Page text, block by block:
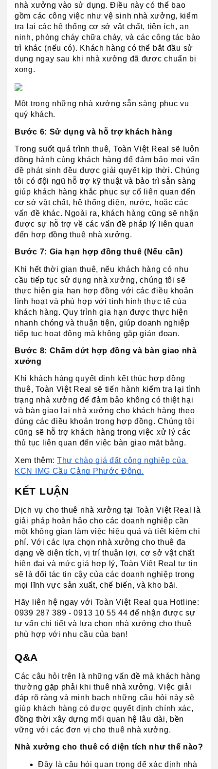
nhà xưởng vào sử dụng. Điều này có thể bao
gồm các công việc như vệ sinh nhà xưởng, kiểm
tra lại các hệ thống cơ sở vật chất, tiện ích, an
ninh, phòng cháy chữa cháy, và các công tác bảo
trì khác (nếu có). Khách hàng có thể bắt đầu sử
dụng ngay sau khi nhà xưởng đã được chuẩn bị
xong.
Một trong những nhà xưởng sẵn sàng phục vụ
quý khách.
Bước 6: Sử dụng và hỗ trợ khách hàng
Trong suốt quá trình thuê, Toàn Việt Real sẽ luôn
đồng hành cùng khách hàng để đảm bảo mọi vấn
đề phát sinh đều được giải quyết kịp thời. Chúng
tôi có đội ngũ hỗ trợ kỹ thuật và bảo trì sẵn sàng
giúp khách hàng khắc phục sự cố liên quan đến
cơ sở vật chất, hệ thống điện, nước, hoặc các
vấn đề khác. Ngoài ra, khách hàng cũng sẽ nhận
được sự hỗ trợ về các vấn đề pháp lý liên quan
đến hợp đồng thuê nhà xưởng.
Bước 7: Gia hạn hợp đồng thuê (Nếu cần)
Khi hết thời gian thuê, nếu khách hàng có nhu
cầu tiếp tục sử dụng nhà xưởng, chúng tôi sẽ
thực hiện gia hạn hợp đồng với các điều khoản
linh hoạt và phù hợp với tình hình thực tế của
khách hàng. Quy trình gia hạn được thực hiện
nhanh chóng và thuận tiện, giúp doanh nghiệp
tiếp tục hoạt động mà không gặp gián đoạn.
Bước 8: Chấm dứt hợp đồng và bàn giao nhà
xưởng
Khi khách hàng quyết định kết thúc hợp đồng
thuê, Toàn Việt Real sẽ tiến hành kiểm tra lại tình
trạng nhà xưởng để đảm bảo không có thiệt hại
và bàn giao lại nhà xưởng cho khách hàng theo
đúng các điều khoản trong hợp đồng. Chúng tôi
cũng sẽ hỗ trợ khách hàng trong việc xử lý các
thủ tục liên quan đến việc bàn giao mặt bằng.
Xem thêm: Thư chào giá đất công nghiệp của
KCN IMG Cầu Cảng Phước Đông.
KẾT LUẬN
Dịch vụ cho thuê nhà xưởng tại Toàn Việt Real là
giải pháp hoàn hảo cho các doanh nghiệp cần
một không gian làm việc hiệu quả và tiết kiệm chi
phí. Với các lựa chọn nhà xưởng cho thuê đa
dạng về diện tích, vị trí thuận lợi, cơ sở vật chất
hiện đại và mức giá hợp lý, Toàn Việt Real tự tin
sẽ là đối tác tin cậy của các doanh nghiệp trong
mọi lĩnh vực sản xuất, chế biến, và kho bãi.
Hãy liên hệ ngay với Toàn Việt Real qua Hotline:
0939 287 389 - 0913 10 55 44 để nhận được sự
tư vấn chi tiết và lựa chọn nhà xưởng cho thuê
phù hợp với nhu cầu của bạn!
Q&A
Các câu hỏi trên là những vấn đề mà khách hàng
thường gặp phải khi thuê nhà xưởng. Việc giải
đáp rõ ràng và minh bạch những câu hỏi này sẽ
giúp khách hàng có được quyết định chính xác,
đồng thời xây dựng mối quan hệ lâu dài, bền
vững với các đơn vị cho thuê nhà xưởng.
Nhà xưởng cho thuê có diện tích như thế nào?
Đây là câu hỏi quan trọng để xác định nhà